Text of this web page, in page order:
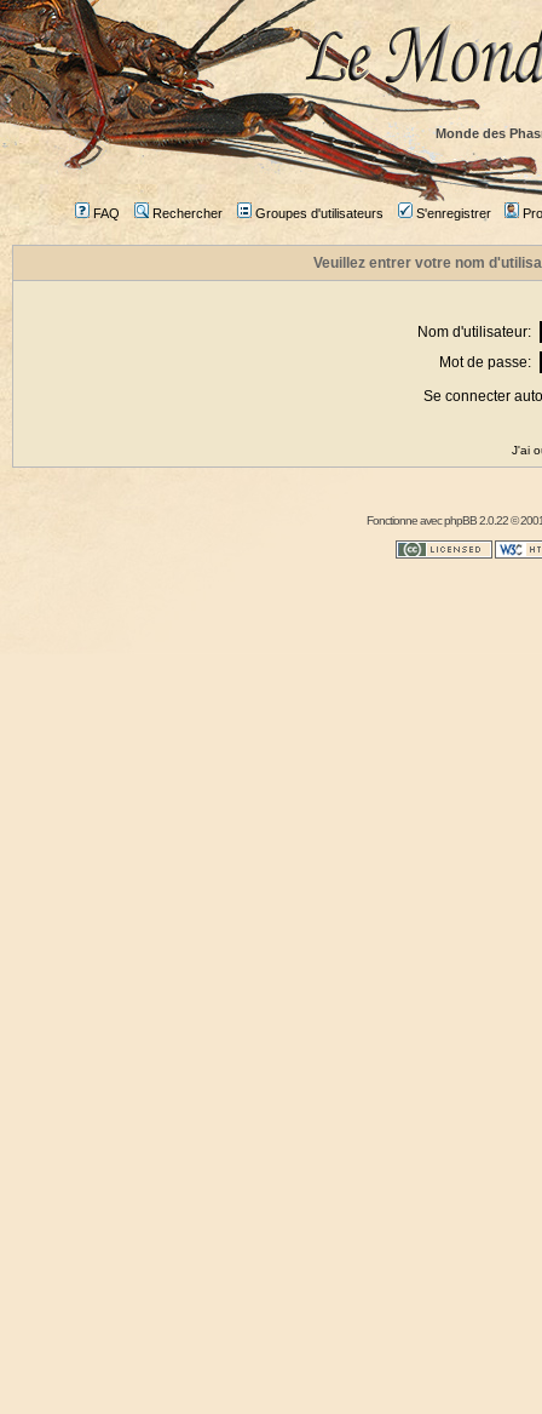
Monde des
FAQ Rechercher Groupes d'utilisateurs S'enregistrer
Veuillez entrer votre nom
Nom d'utilisateur:
Mot de passe:
Se connecter
J'ai
Fonctionne avecphpBB2.0.22 ©